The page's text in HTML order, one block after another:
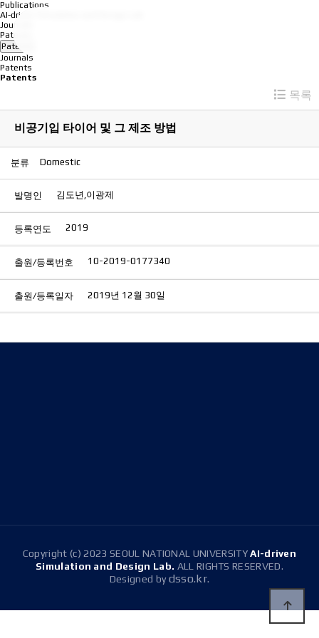
Publications
AI-driven Simulation and Design Lab
Journals
Patents
Patents
Journals
Patents
Patents
목록
비공기입 타이어 및 그 제조 방법
분류 Domestic
발명인 김도년,이광제
등록연도 2019
출원/등록번호 10-2019-0177340
출원/등록일자 2019년 12월 30일
Copyright (c) 2023 SEOUL NATIONAL UNIVERSITYAI-driven
Simulation and Design Lab. ALL RIGHTS RESERVED.
Designed bydsso.kr.